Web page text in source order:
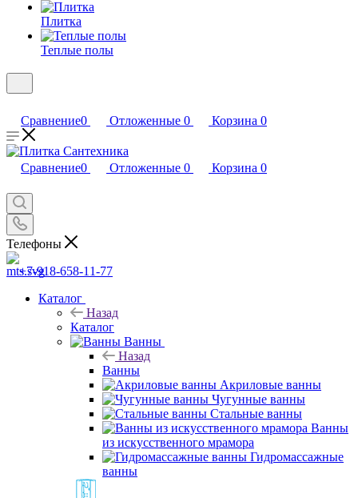
Плитка
Теплые полы
Сравнение0 Отложенные 0 Корзина 0
Сравнение0 Отложенные 0 Корзина 0
Телефоны
+7-918-658-11-77
Каталог
Назад
Каталог
Ванны
Назад
Ванны
Акриловые ванны
Чугунные ванны
Стальные ванны
Ванны
из искусственного мрамора
Гидромассажные
ванны